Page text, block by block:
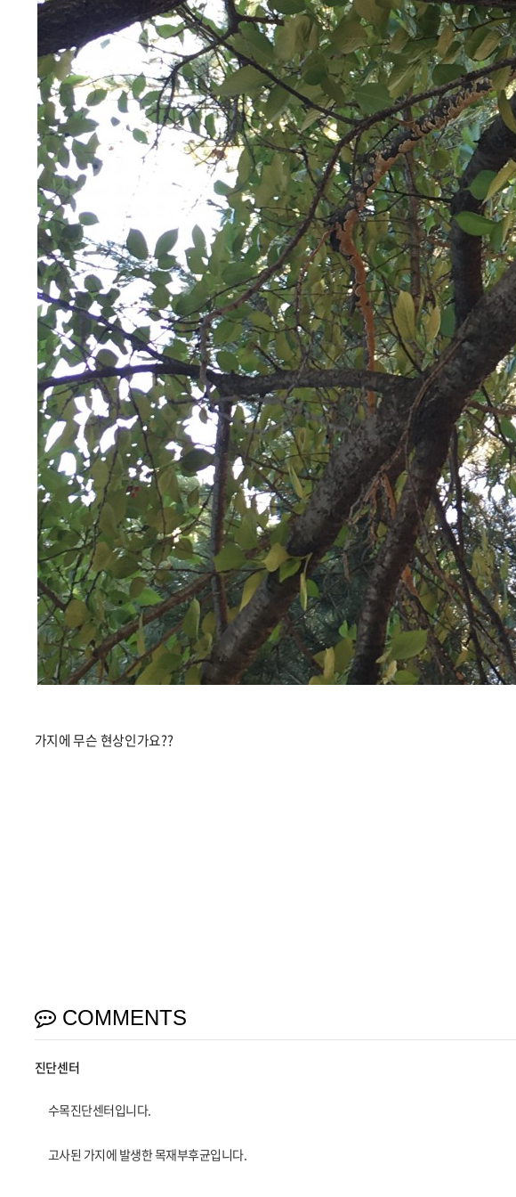
가지에 무슨 현상인가요??
COMMENTS
진단센터
수목진단센터입니다.
고사된 가지에 발생한 목재부후균입니다.